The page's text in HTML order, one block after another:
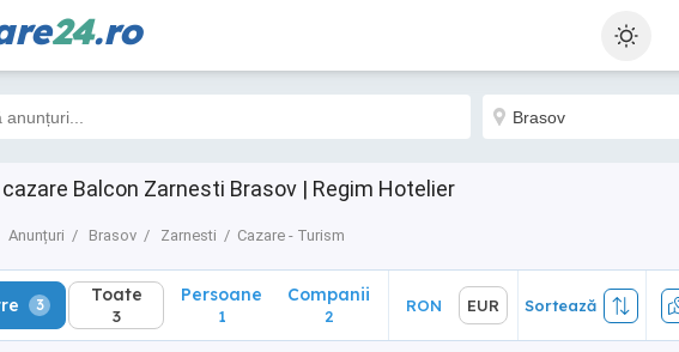
24.ro
cazare Balcon Zarnesti Brasov | Regim Hotelier
Anunțuri Brasov Zarnesti Cazare - Turism
3 Toate
3
3 Toate
3
Persoane
1
Companii
2
RON EUR Sortează